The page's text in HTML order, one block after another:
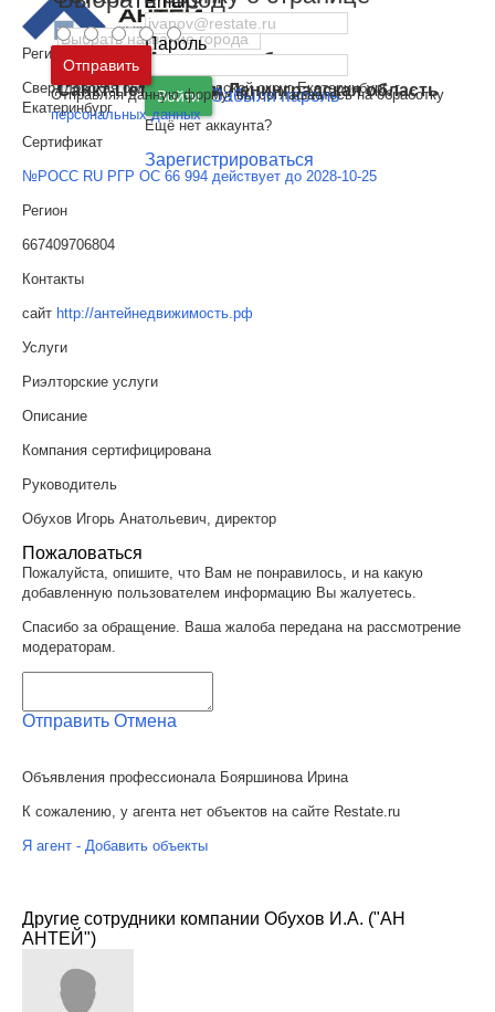
Москва и
Московская область
Санкт-Петербург иЛенинградская область
Пароль
Войти Забыли пароль
Ещё нет аккаунта?
Зарегистрироваться
Регион
Свердловская область, Городской округ Екатеринбург, г.
Екатеринбург
Сертификат
№РОСС RU РГР ОС 66 994 действует до 2028-10-25
Регион
667409706804
Контакты
сайт http://антейнедвижимость.рф
Услуги
Риэлторские услуги
Описание
Компания сертифицирована
Руководитель
Обухов Игорь Анатольевич, директор
Пожаловаться
Пожалуйста, опишите, что Вам не понравилось, и на какую
добавленную пользователем информацию Вы жалуетесь.
Спасибо за обращение. Ваша жалоба передана на рассмотрение
модераторам.
Отправить Отмена
Объявления профессионала Бояршинова Ирина
К сожалению, у агента нет объектов на сайте Restate.ru
Я агент - Добавить объекты
Другие сотрудники компании Обухов И.А. ("АН
АНТЕЙ")
Отправить
Отправляя данную форму, вы соглашаетесь на обработку
персональных данных